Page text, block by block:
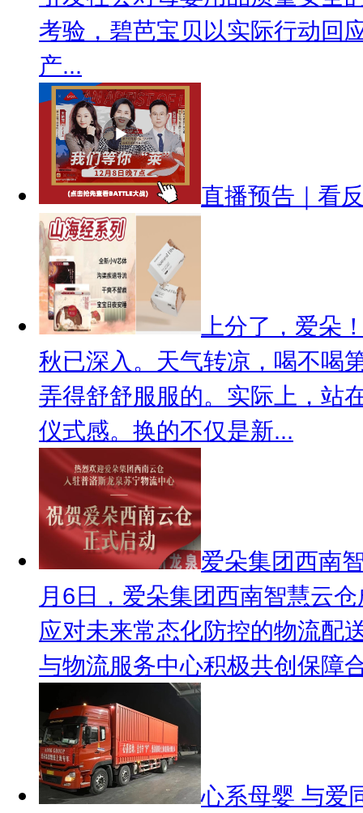
考验，碧芭宝贝以实际行动回
产...
直播预告｜看
上分了，爱朵
秋已深入。天气转凉，喝不喝
弄得舒舒服服的。实际上，站
仪式感。换的不仅是新...
爱朵集团西南
月6日，爱朵集团西南智慧云
应对未来常态化防控的物流配
与物流服务中心积极共创保障
心系母婴 与爱